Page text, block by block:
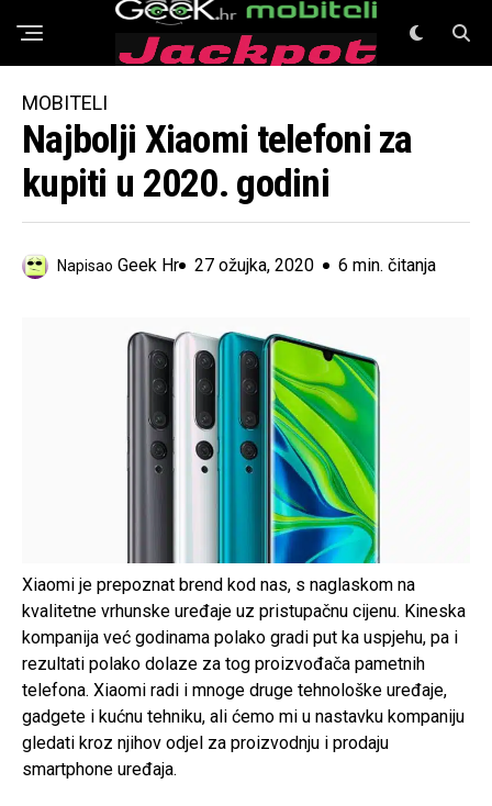
GeeK Mobiteli
MOBITELI
Najbolji Xiaomi telefoni za
kupiti u 2020. godini
Napisao Geek Hr 27 ožujka, 2020 6 min. čitanja
Xiaomi je prepoznat brend kod nas, s naglaskom na
kvalitetne vrhunske uređaje uz pristupačnu cijenu. Kineska
kompanija već godinama polako gradi put ka uspjehu, pa i
rezultati polako dolaze za tog proizvođača pametnih
telefona. Xiaomi radi i mnoge druge tehnološke uređaje,
gadgete i kućnu tehniku, ali ćemo mi u nastavku kompaniju
gledati kroz njihov odjel za proizvodnju i prodaju
smartphone uređaja.